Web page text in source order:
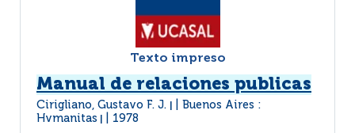
Texto impreso
Manual de relaciones publicas
Cirigliano, Gustavo F. J.
Buenos Aires :
Hvmanitas
1978